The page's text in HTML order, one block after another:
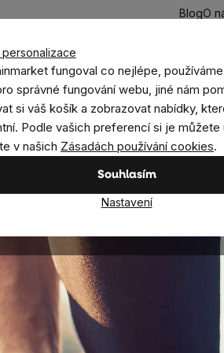
fungoval co nejlépe,
správné fungování webu, jiné nám
si váš košík a zobrazovat nabídky,
Podle vašich preferencí si je můžete
v našich Zásadách používání cookies.
Souhlasím
Nastavení
BlogO
Hledat
Ušetři CíleDoplňky stravy a výživa
Longevity v praxi: Jak si i v 70 letech
Jak si i v 70